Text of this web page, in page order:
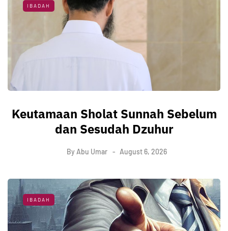
IBADAH
Keutamaan Sholat Sunnah Sebelum
dan Sesudah Dzuhur
By Abu Umar August 6, 2026
IBADAH